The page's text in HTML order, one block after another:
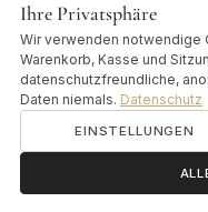
Ihre Privatsphäre
Wir verwenden notwendige
Warenkorb, Kasse und
datenschutzfreundliche,
Daten niemals. Datenschutz
EINSTELLUNGEN